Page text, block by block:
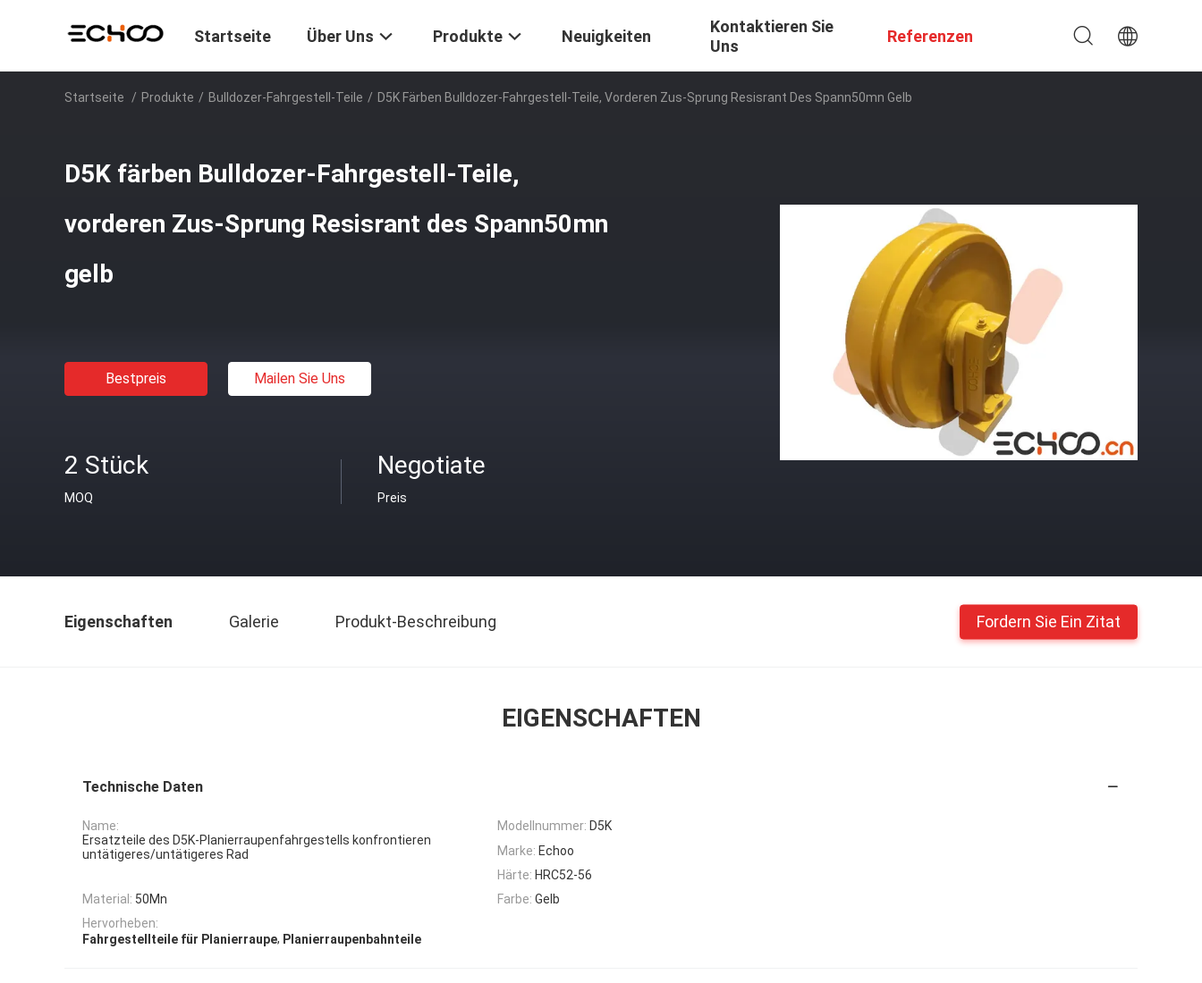
Startseite Über Uns Produkte Neuigkeiten
Kontaktieren Sie
Uns
Referenzen
Startseite / Produkte / Bulldozer-Fahrgestell-Teile / D5K Färben Bulldozer-Fahrgestell-Teile, Vorderen Zus-Sprung Resisrant Des Spann50mn Gelb
D5K färben Bulldozer-Fahrgestell-Teile,
vorderen Zus-Sprung Resisrant des Spann50mn
gelb
Bestpreis Mailen Sie Uns
2 Stück
MOQ
Negotiate
Preis
Eigenschaften Galerie Produkt-Beschreibung Fordern Sie Ein Zitat
EIGENSCHAFTEN
Technische Daten
Name:
Ersatzteile des D5K-Planierraupenfahrgestells konfrontieren
untätigeres/untätigeres Rad
Modellnummer: D5K
Marke: Echoo
Härte: HRC52-56
Material: 50Mn Farbe: Gelb
Hervorheben:
Fahrgestellteile für Planierraupe, Planierraupenbahnteile